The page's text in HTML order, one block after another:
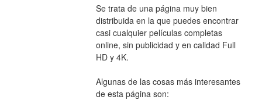
Se trata de una página muy bien
distribuida en la que puedes encontrar
casi cualquier películas completas
online, sin publicidad y en calidad Full
HD y 4K.
Algunas de las cosas más interesantes
de esta página son: